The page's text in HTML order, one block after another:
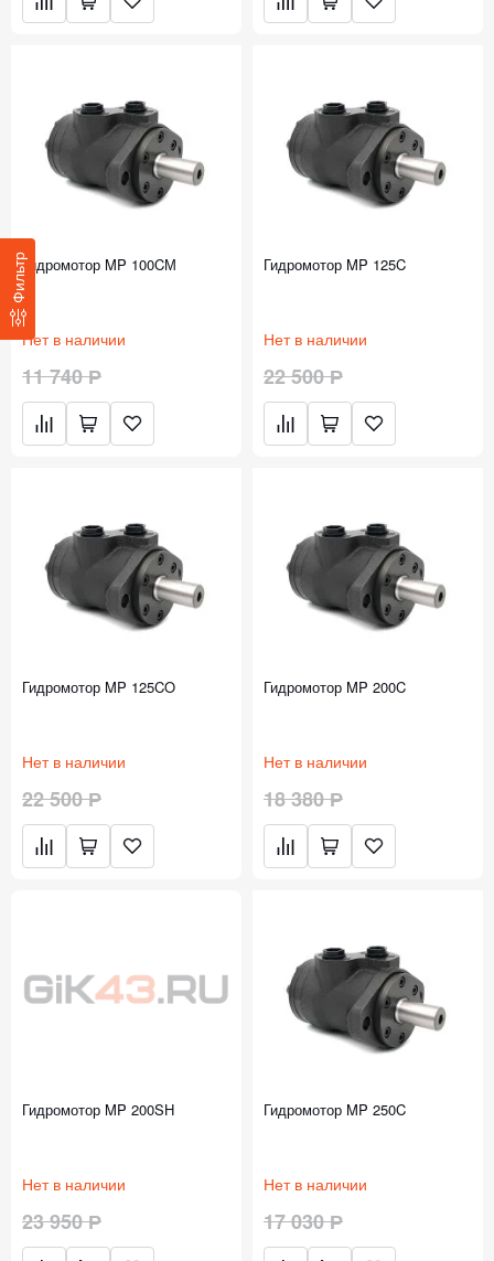
ФильтрГидромотор MP 100CМ
Нет в наличии
11 740 Р
Гидромотор MP 125C
Нет в наличии
22 500 Р
Гидромотор MP 125CO
Нет в наличии
22 500 Р
Гидромотор MP 200C
Нет в наличии
18 380 Р
Гидромотор MP 200SH
Нет в наличии
23 950 Р
Гидромотор MP 250C
Нет в наличии
17 030 Р